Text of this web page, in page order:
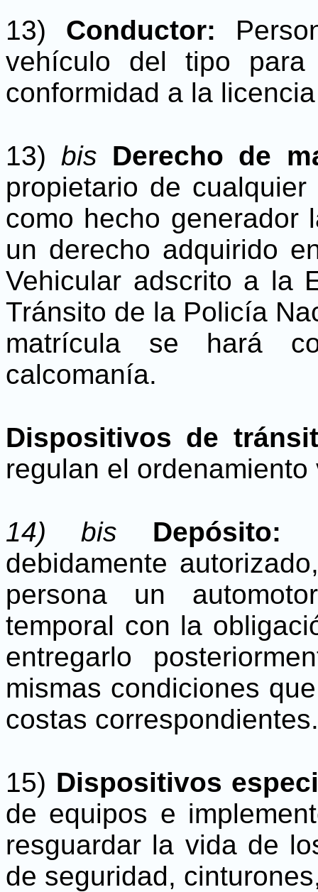
13) Conductor:
vehículo del tipo
conformidad a la
13)bis Derecho de
propietario de
como hecho generador
un derecho adquirido
Vehicular adscrito a la
Tránsito de la Policía
matrícula se hará
calcomanía.
Dispositivos de
regulan el ordenamiento
14) bis Depósito:
debidamente
persona un
temporal con la
entregarlo
mismas condiciones
costas correspondientes.
15) Dispositivos
de equipos e
resguardar la vida de
de seguridad,